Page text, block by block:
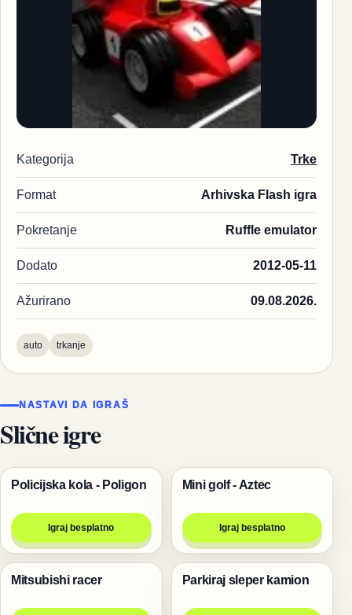
Kategorija Trke
Format Arhivska Flash igra
Pokretanje Ruffle emulator
Dodato 2012-05-11
Ažurirano 09.08.2026.
auto trkanje
NASTAVI DA IGRAŠ
Slične igre
Trke
Policijska kola - Poligon
Igraj besplatno
Igre za dvoje
Mini golf - Aztec
Igraj besplatno
Trke
Mitsubishi racer Trke
Parkiraj sleper kamion